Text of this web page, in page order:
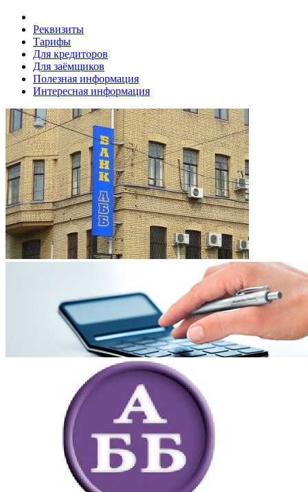
Реквизиты
Тарифы
Для кредиторов
Для заёмщиков
Полезная информация
Интересная информация